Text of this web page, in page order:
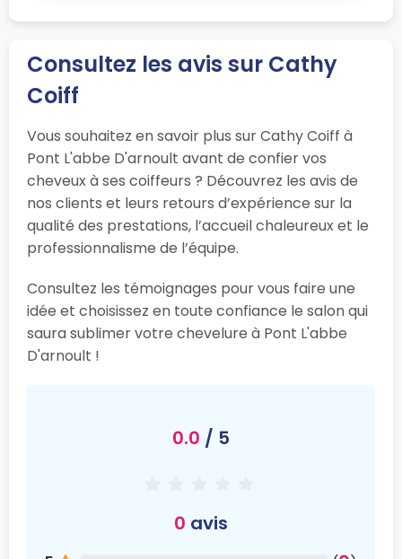
Consultez les avis sur Cathy
Coiff
Vous souhaitez en savoir plus sur Cathy Coiff à
Pont L'abbe D'arnoult avant de confier vos
cheveux à ses coiffeurs ? Découvrez les avis de
nos clients et leurs retours d’expérience sur la
qualité des prestations, l’accueil chaleureux et le
professionnalisme de l’équipe.
Consultez les témoignages pour vous faire une
idée et choisissez en toute confiance le salon qui
saura sublimer votre chevelure à Pont L'abbe
D'arnoult !
0.0 / 5
0 avis